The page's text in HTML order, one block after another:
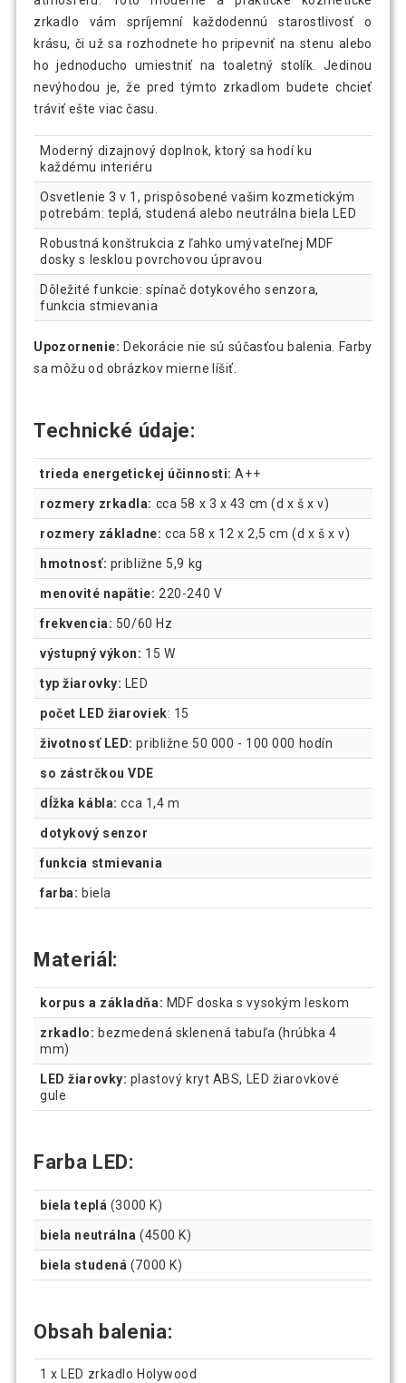
zrkadlo vám spríjemní každodennú starostlivosť o
krásu, či už sa rozhodnete ho pripevniť na stenu alebo
ho jednoducho umiestniť na toaletný stolík. Jedinou
nevýhodou je, že pred týmto zrkadlom budete chcieť
tráviť ešte viac času.
Moderný dizajnový doplnok, ktorý sa hodí ku
každému interiéru
Osvetlenie 3 v 1, prispôsobené vašim kozmetickým
potrebám: teplá, studená alebo neutrálna biela LED
Robustná konštrukcia z ľahko umývateľnej MDF
dosky s lesklou povrchovou úpravou
Dôležité funkcie: spínač dotykového senzora,
funkcia stmievania
Upozornenie: Dekorácie nie sú súčasťou balenia. Farby
sa môžu od obrázkov mierne líšiť.
Technické údaje:
trieda energetickej účinnosti: A++
rozmery zrkadla: cca 58 x 3 x 43 cm (d x š x v)
rozmery základne: cca 58 x 12 x 2,5 cm (d x š x v)
hmotnosť: približne 5,9 kg
menovité napätie: 220-240 V
frekvencia: 50/60 Hz
výstupný výkon: 15 W
typ žiarovky: LED
počet LED žiaroviek: 15
životnosť LED: približne 50 000 - 100 000 hodín
so zástrčkou VDE
dĺžka kábla: cca 1,4 m
dotykový senzor
funkcia stmievania
farba: biela
Materiál:
korpus a základňa: MDF doska s vysokým leskom
zrkadlo: bezmedená sklenená tabuľa (hrúbka 4
mm)
LED žiarovky: plastový kryt ABS, LED žiarovkové
gule
Farba LED:
biela teplá (3000 K)
biela neutrálna (4500 K)
biela studená (7000 K)
Obsah balenia:
1 x LED zrkadlo Holywood